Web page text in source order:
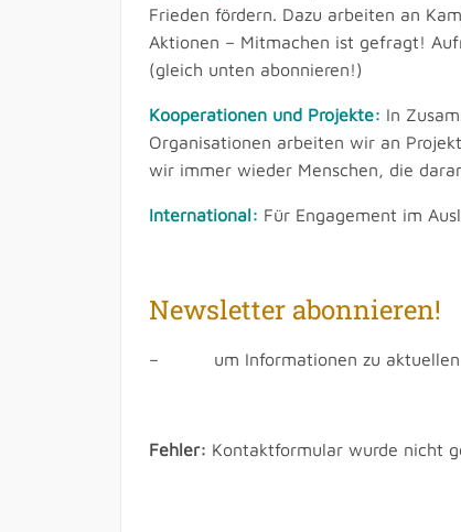
Frieden fördern. Dazu arbeiten an
Aktionen – Mitmachen ist gefragt!
(gleich unten abonnieren!)
Kooperationen und Projekte: In
Organisationen arbeiten wir an
wir immer wieder Menschen, die
International: Für Engagement im
Newsletter abonnieren!
– um Informationen zu aktuellen
Fehler: Kontaktformular wurde nicht